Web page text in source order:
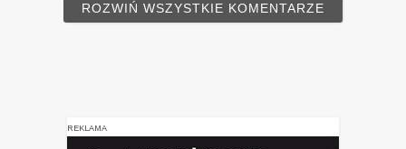
ROZWIŃ WSZYSTKIE KOMENTARZE
REKLAMA